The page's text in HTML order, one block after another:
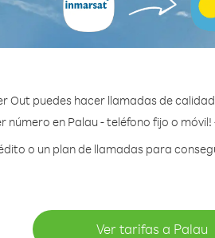
Out puedes hacer llamadas de
número en Palau - teléfono fijo o
o un plan de llamadas para
Ver tarifas a Palau